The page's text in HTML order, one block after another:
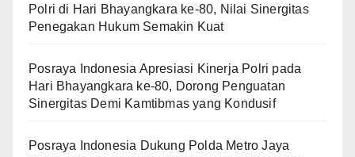
Polri di Hari Bhayangkara ke-80, Nilai Sinergitas
Penegakan Hukum Semakin Kuat
Posraya Indonesia Apresiasi Kinerja Polri pada
Hari Bhayangkara ke-80, Dorong Penguatan
Sinergitas Demi Kamtibmas yang Kondusif
Posraya Indonesia Dukung Polda Metro Jaya